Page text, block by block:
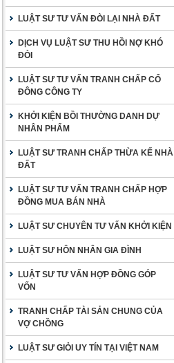
LUẬT SƯ TƯ VẤN ĐÒI LẠI NHÀ ĐẤT
DỊCH VỤ LUẬT SƯ THU HỒI NỢ KHÓ
ĐÒI
LUẬT SƯ TƯ VẤN TRANH CHẤP CỔ
ĐÔNG CÔNG TY
KHỞI KIỆN BỒI THƯỜNG DANH DỰ
NHÂN PHẨM
LUẬT SƯ TRANH CHẤP THỪA KẾ NHÀ
ĐẤT
LUẬT SƯ TƯ VẤN TRANH CHẤP HỢP
ĐỒNG MUA BÁN NHÀ
LUẬT SƯ CHUYÊN TƯ VẤN KHỞI KIỆN
LUẬT SƯ HÔN NHÂN GIA ĐÌNH
LUẬT SƯ TƯ VẤN HỢP ĐỒNG GÓP
VỐN
TRANH CHẤP TÀI SẢN CHUNG CỦA
VỢ CHỒNG
LUẬT SƯ GIỎI UY TÍN TẠI VIỆT NAM